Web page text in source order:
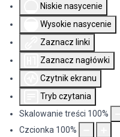
Niskie nasycenie
Wysokie nasycenie
Zaznacz linki
Zaznacz nagłówki
Czytnik ekranu
Tryb czytania
Skalowanie treści 100%
Czcionka 100%